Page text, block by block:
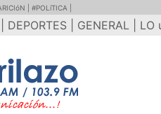
| #POLíTICA |
DEPORTES | GENERAL | LO